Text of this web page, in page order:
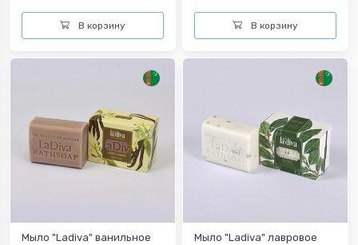
В корзину В корзину
Мыло "Ladiva" ванильное
Мыло "Ladiva" лавровое